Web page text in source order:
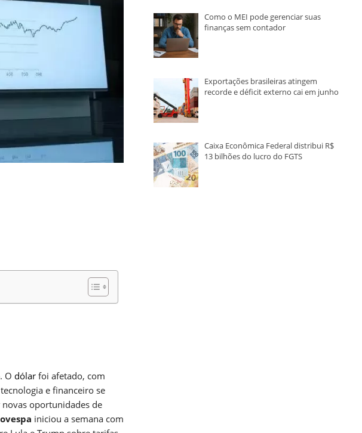
O dólar foi afetado, com
e financeiro se
oportunidades de
iniciou a semana com
Como o MEI pode gerenciar suas
finanças sem contador
Exportações brasileiras atingem
recorde e déficit externo cai em junho
Caixa Econômica Federal distribui R$
13 bilhões do lucro do FGTS